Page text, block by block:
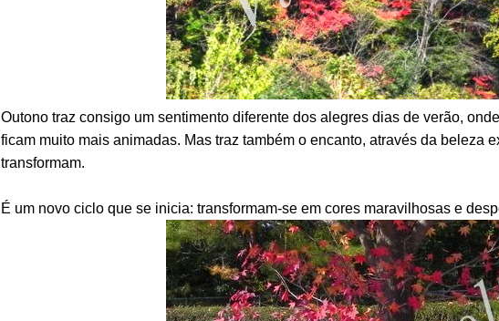
Outono traz consigo um sentimento diferente dos alegres dias de verão,
ficam muito mais animadas. Mas traz também o encanto, através da beleza
transformam.
É um novo ciclo que se inicia: transformam-se em cores maravilhosas e